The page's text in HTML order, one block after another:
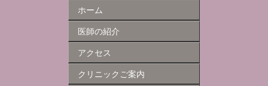
ホーム
医師の紹介
アクセス
クリニックご案内